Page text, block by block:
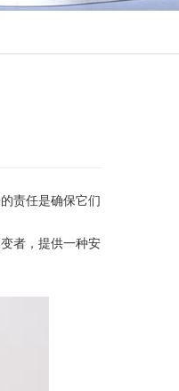
责任是确保它们
者，提供一种安